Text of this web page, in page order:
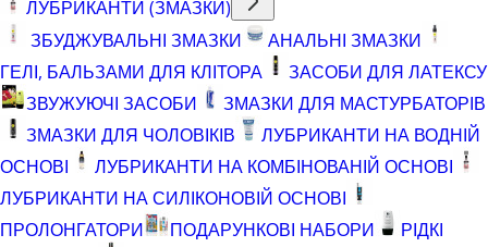
ЛУБРИКАНТИ (ЗМАЗКИ)
ЗБУДЖУВАЛЬНІ ЗМАЗКИ
АНАЛЬНІ ЗМАЗКИ
ГЕЛІ, БАЛЬЗАМИ ДЛЯ КЛІТОРА
ЗАСОБИ ДЛЯ ЛАТЕКСУ
ЗВУЖУЮЧІ ЗАСОБИ
ЗМАЗКИ ДЛЯ МАСТУРБАТОРІВ
ЗМАЗКИ ДЛЯ ЧОЛОВІКІВ
ЛУБРИКАНТИ НА ВОДНІЙ
ОСНОВІ
ЛУБРИКАНТИ НА КОМБІНОВАНІЙ ОСНОВІ
ЛУБРИКАНТИ НА СИЛІКОНОВІЙ ОСНОВІ
ПРОЛОНГАТОРИ
ПОДАРУНКОВІ НАБОРИ
РІДКІ